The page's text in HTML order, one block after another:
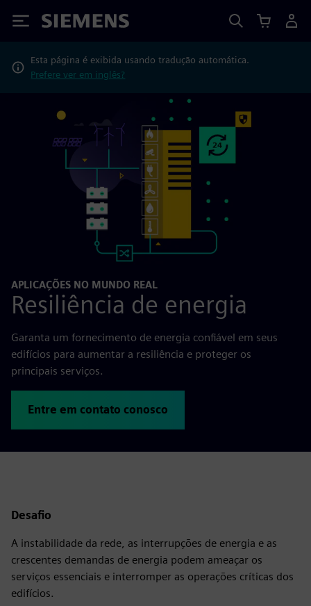
Siemens
Esta página é exibida usando tradução automática.
Prefere ver em inglês?
APLICAÇÕES NO MUNDO REAL
Resiliência de energia
Garanta um fornecimento de energia confiável em seus
edifícios para aumentar a resiliência e proteger os
principais serviços.
Entre em contato conosco
Desafio
A instabilidade da rede, as interrupções de energia e as
crescentes demandas de energia podem ameaçar os
serviços essenciais e interromper as operações críticas dos
edifícios.